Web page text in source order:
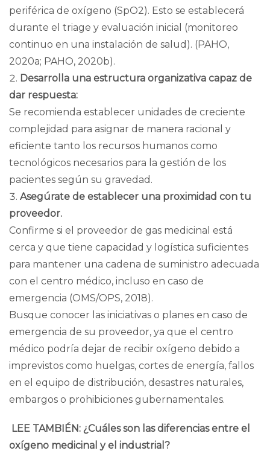
periférica de oxígeno (SpO2). Esto se establecerá
durante el triage y evaluación inicial (monitoreo
continuo en una instalación de salud). (PAHO,
2020a; PAHO, 2020b).
Desarrolla una estructura organizativa capaz de
dar respuesta:
Se recomienda establecer unidades de creciente
complejidad para asignar de manera racional y
eficiente tanto los recursos humanos como
tecnológicos necesarios para la gestión de los
pacientes según su gravedad.
Asegúrate de establecer una proximidad con tu
proveedor.
Confirme si el proveedor de gas medicinal está
cerca y que tiene capacidad y logística suficientes
para mantener una cadena de suministro adecuada
con el centro médico, incluso en caso de
emergencia (OMS/OPS, 2018).
Busque conocer las iniciativas o planes en caso de
emergencia de su proveedor, ya que el centro
médico podría dejar de recibir oxígeno debido a
imprevistos como huelgas, cortes de energía, fallos
en el equipo de distribución, desastres naturales,
embargos o prohibiciones gubernamentales.
LEE TAMBIÉN: ¿Cuáles son las diferencias entre el
oxígeno medicinal y el industrial?